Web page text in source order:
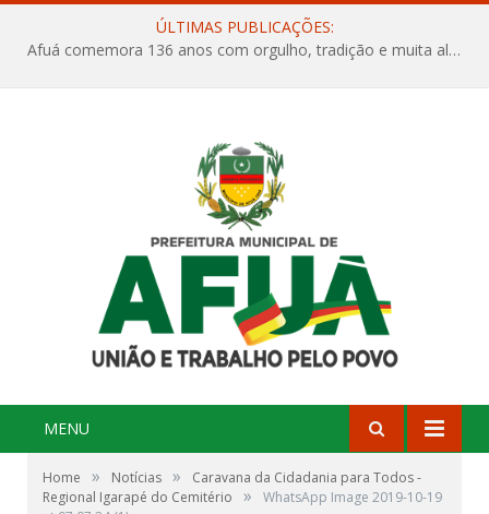
ÚLTIMAS PUBLICAÇÕES:
Afuá comemora 136 anos com orgulho, tradição e muita alegria na Quadra Dr. Nelson Salomão
MENU
Home » Notícias »
Caravana da Cidadania para Todos -
Regional Igarapé do Cemitério
»
WhatsApp Image 2019-10-19